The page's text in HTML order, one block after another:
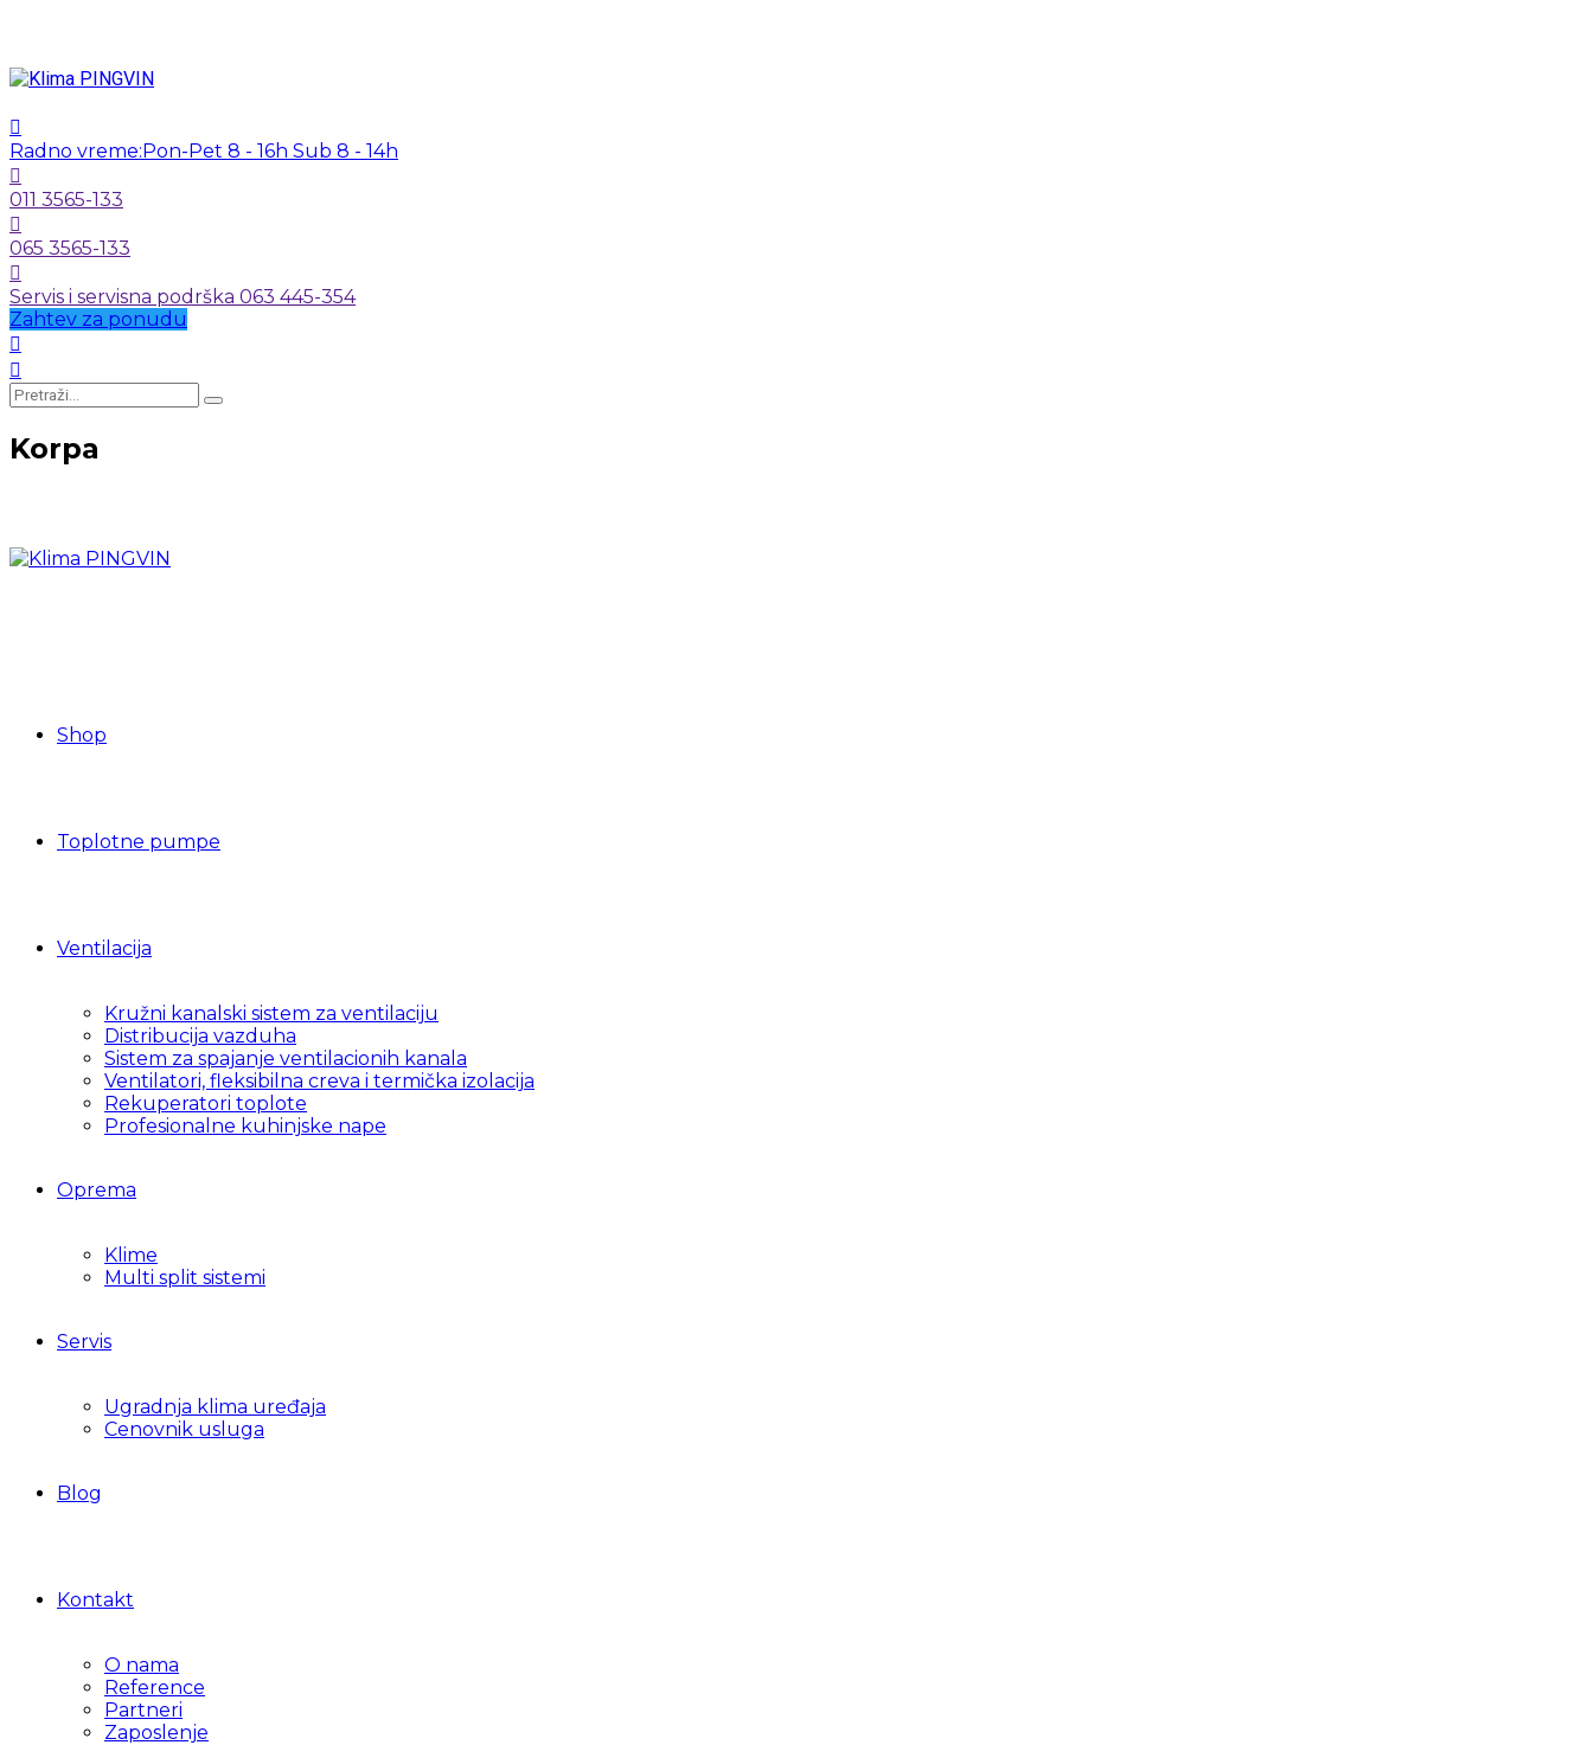
Radno vreme:Pon-Pet 8 - 16h Sub 8 - 14h
011 3565-133
065 3565-133
Servis i servisna podrška 063 445-354
Zahtev za ponudu
Korpa
Shop
Toplotne pumpe
Ventilacija
Kružni kanalski sistem za ventilaciju
Distribucija vazduha
Sistem za spajanje ventilacionih kanala
Ventilatori, fleksibilna creva i termička izolacija
Rekuperatori toplote
Profesionalne kuhinjske nape
Oprema
Klime
Multi split sistemi
Servis
Ugradnja klima uređaja
Cenovnik usluga
Blog
Kontakt
O nama
Reference
Partneri
Zaposlenje